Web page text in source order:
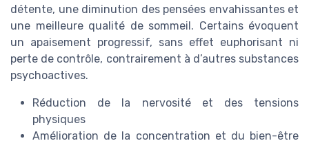
détente, une diminution des pensées envahissantes et
une meilleure qualité de sommeil. Certains évoquent
un apaisement progressif, sans effet euphorisant ni
perte de contrôle, contrairement à d’autres substances
psychoactives.
Réduction de la nervosité et des tensions
physiques
Amélioration de la concentration et du bien-être